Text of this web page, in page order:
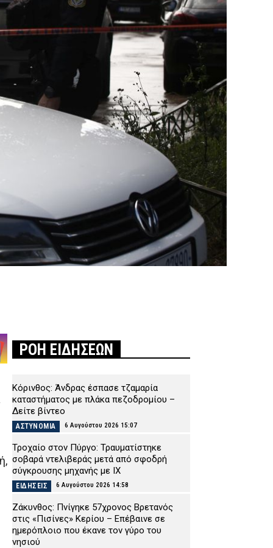
ΡΟΗ ΕΙΔΗΣΕΩΝ
Κόρινθος: Άνδρας έσπασε τζαμαρία
καταστήματος με πλάκα πεζοδρομίου –
Δείτε βίντεο
ΑΣΤΥΝΟΜΙΑ 6 Αυγούστου 2026 15:07
Τροχαίο στον Πύργο: Τραυματίστηκε
σοβαρά ντελιβεράς μετά από σφοδρή
σύγκρουσης μηχανής με ΙΧ
ΕΙΔΗΣΕΙΣ 6 Αυγούστου 2026 14:58
Ζάκυνθος: Πνίγηκε 57χρονος Βρετανός
στις «Πισίνες» Κερίου – Επέβαινε σε
ημερόπλοιο που έκανε τον γύρο του
νησιού